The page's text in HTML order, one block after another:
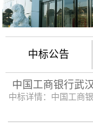
中标公告
中国工商银行武
中标详情：中国工商
目（项目编号：